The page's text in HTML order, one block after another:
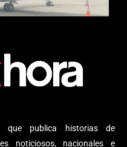
que publica historias de
noticiosos, nacionales e